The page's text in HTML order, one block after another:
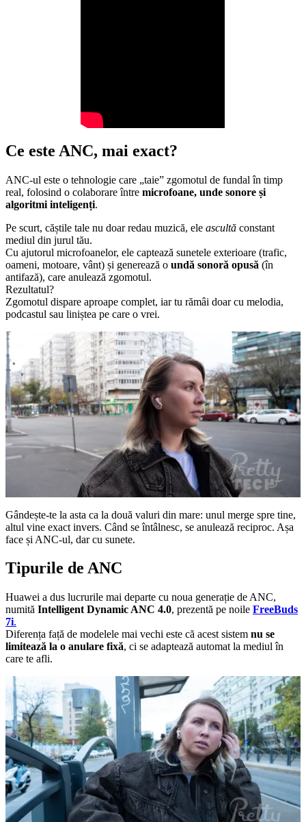
Ce este ANC, mai exact?
ANC-ul este o tehnologie care „taie” zgomotul de fundal în timp
real, folosind o colaborare între microfoane, unde sonore și
algoritmi inteligenți.
Pe scurt, căștile tale nu doar redau muzică, ele ascultă constant
mediul din jurul tău.
Cu ajutorul microfoanelor, ele captează sunetele exterioare (trafic,
oameni, motoare, vânt) și generează o undă sonoră opusă (în
antifază), care anulează zgomotul.
Rezultatul?
Zgomotul dispare aproape complet, iar tu rămâi doar cu melodia,
podcastul sau liniștea pe care o vrei.
Gândește-te la asta ca la două valuri din mare: unul merge spre tine,
altul vine exact invers. Când se întâlnesc, se anulează reciproc. Așa
face și ANC-ul, dar cu sunete.
Tipurile de ANC
Huawei a dus lucrurile mai departe cu noua generație de ANC,
numită Intelligent Dynamic ANC 4.0, prezentă pe noile FreeBuds
7i.
Diferența față de modelele mai vechi este că acest sistem nu se
limitează la o anulare fixă, ci se adaptează automat la mediul în
care te afli.